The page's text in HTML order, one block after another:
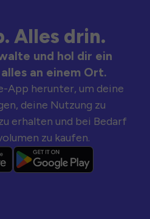
Alles drin.
und hol dir ein
an einem Ort.
App herunter, um deine
deine Nutzung zu
erhalten und bei Bedarf
zu kaufen.